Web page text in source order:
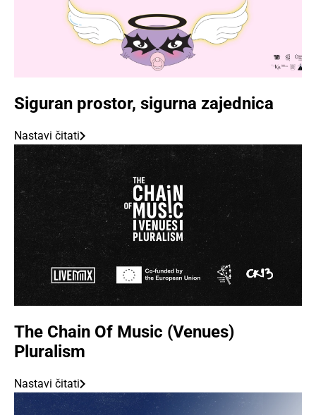
Siguran prostor, sigurna zajednica
Nastavi čitati
The Chain Of Music (Venues)
Pluralism
Nastavi čitati